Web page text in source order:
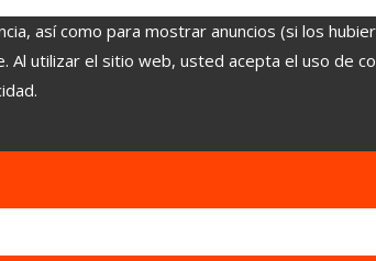
así como para mostrar anuncios (si los
utilizar el sitio web, usted acepta el uso de